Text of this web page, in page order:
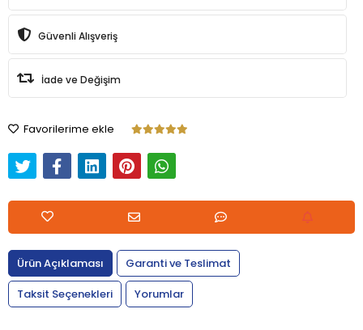
Güvenli Alışveriş
İade ve Değişim
Favorilerime ekle
Ürün Açıklaması
Garanti ve Teslimat
Taksit Seçenekleri
Yorumlar